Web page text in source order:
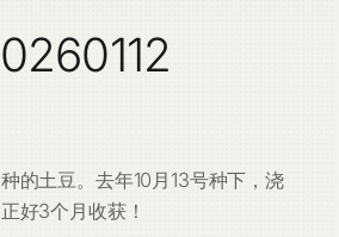
的土豆。去年10月13号种下，浇
好3个月收获！